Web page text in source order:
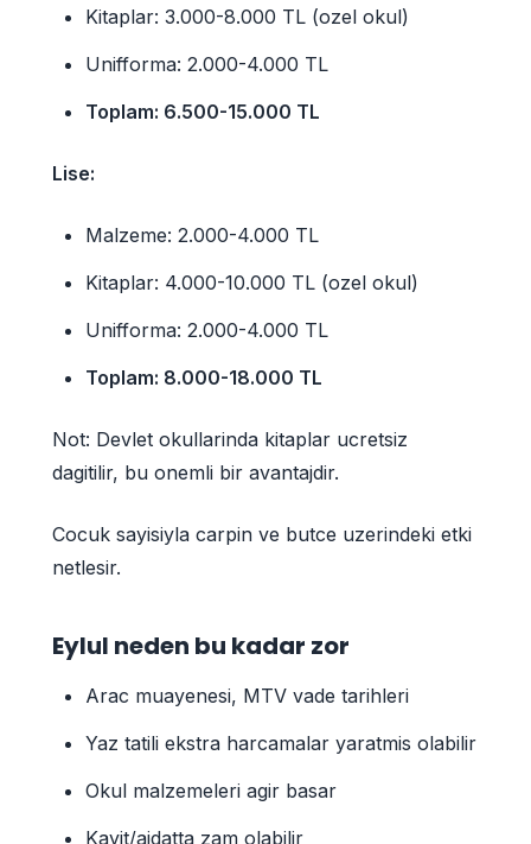
Kitaplar: 3.000-8.000 TL (ozel okul)
Unifforma: 2.000-4.000 TL
Toplam: 6.500-15.000 TL
Lise:
Malzeme: 2.000-4.000 TL
Kitaplar: 4.000-10.000 TL (ozel okul)
Unifforma: 2.000-4.000 TL
Toplam: 8.000-18.000 TL
Not: Devlet okullarinda kitaplar ucretsiz
dagitilir, bu onemli bir avantajdir.
Cocuk sayisiyla carpin ve butce uzerindeki etki
netlesir.
Eylul neden bu kadar zor
Arac muayenesi, MTV vade tarihleri
Yaz tatili ekstra harcamalar yaratmis olabilir
Okul malzemeleri agir basar
Kayit/aidatta zam olabilir